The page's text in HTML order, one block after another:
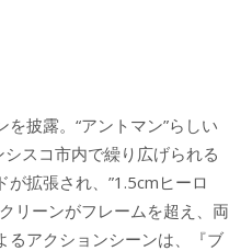
披露。“アントマン”らしい
スコ市内で繰り広げられる
拡張され、”1.5cmヒーロ
リーンがフレームを超え、両
るアクションシーンは、『ブ